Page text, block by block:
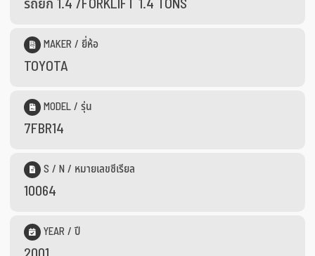
รถยก 1.4 /FORKLIFT 1.4 TONS
MAKER / ยี่ห้อ
TOYOTA
MODEL / รุ่น
7FBR14
S / N / หมายเลขซีเรียล
10064
YEAR / ปี